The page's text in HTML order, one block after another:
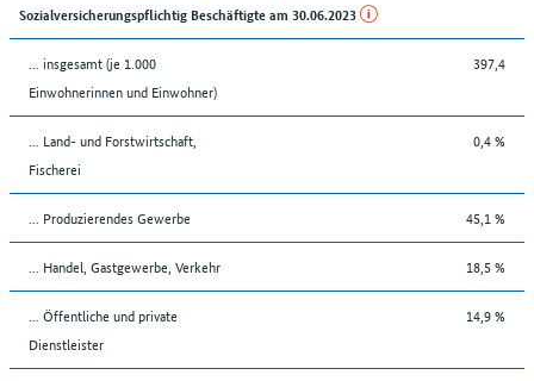
Sozialversicherungspflichtig Beschäftigte am 30.06.2023
... insgesamt (je 1.000
Einwohnerinnen und Einwohner)
397,4
... Land- und Forstwirtschaft,
Fischerei
0,4 %
... Produzierendes Gewerbe 45,1 %
... Handel, Gastgewerbe, Verkehr 18,5 %
... Öffentliche und private
Dienstleister
14,9 %